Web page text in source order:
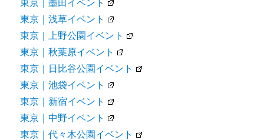
東京｜墨田イベント
東京｜浅草イベント
東京｜上野公園イベント
東京｜秋葉原イベント
東京｜日比谷公園イベント
東京｜池袋イベント
東京｜新宿イベント
東京｜中野イベント
東京｜代々木公園イベント